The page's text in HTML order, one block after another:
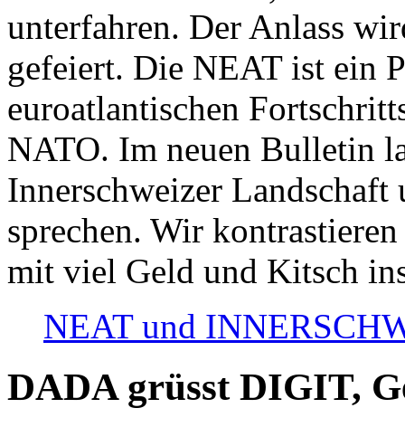
unterfahren. Der Anlass
gefeiert. Die NEAT ist ein
euroatlantischen
NATO. Im neuen Bulletin
Innerschweizer
sprechen. Wir
mit viel Geld und Kitsch
NEAT und
DADA grüsst DIGIT,